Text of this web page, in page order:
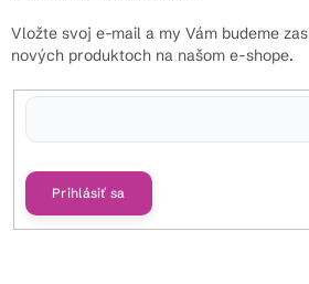
Vložte svoj e-mail a my Vám budeme
nových produktoch na našom e-shope.
Prihlásiť sa